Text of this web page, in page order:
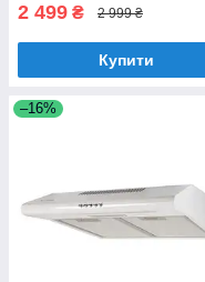
2 499 ₴ 2 999 ₴
Купити
–16%